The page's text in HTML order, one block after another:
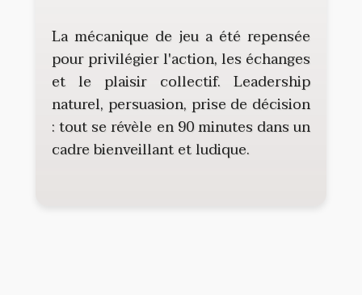
La mécanique de jeu a été repensée
pour privilégier l'action, les échanges
et le plaisir collectif. Leadership
naturel, persuasion, prise de décision
: tout se révèle en 90 minutes dans un
cadre bienveillant et ludique.